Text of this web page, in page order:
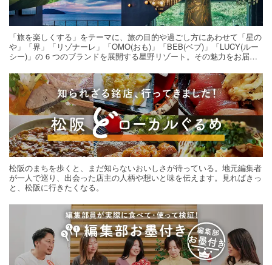
「旅を楽しくする」をテーマに、旅の目的や過ごし方にあわせて「星の
や」「界」「リゾナーレ」「OMO(おも)」「BEB(ベブ)」「LUCY(ルー
シー)」の 6 つのブランドを展開する星野リゾート。その魅力をお届け
松阪のまちを歩くと、まだ知らないおいしさが待っている。地元編集者
が一人で巡り、出会った店主の人柄や想いと味を伝えます。見ればきっ
と、松阪に行きたくなる。